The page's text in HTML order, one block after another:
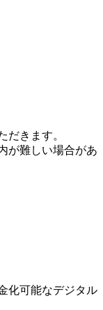
だきます。
が難しい場合があ
化可能なデジタル